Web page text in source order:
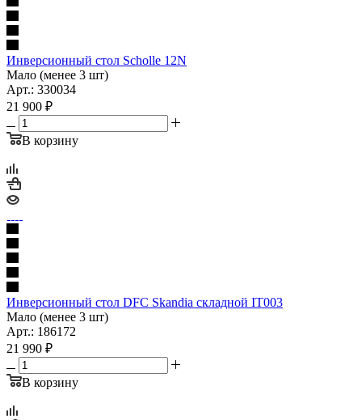
Инверсионный стол Scholle 12N
Мало (менее 3 шт)
Арт.: 330034
21 900 ₽
В корзину
Инверсионный стол DFC Skandia складной IT003
Мало (менее 3 шт)
Арт.: 186172
21 990 ₽
В корзину